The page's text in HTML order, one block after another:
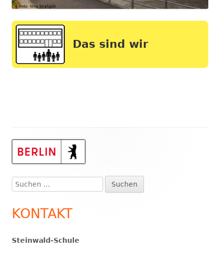
Das sind wir
Haupt-
Suchen
nach:
KONTAKT
Steinwald-Schule